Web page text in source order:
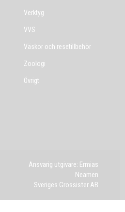
Verktyg
VVS
Väskor och resetillbehör
Zoologi
Övrigt
Ansvarig utgivare: Ermias
Neamen
Sveriges Grossister AB